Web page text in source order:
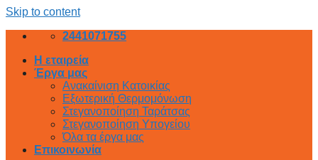
Skip to content
2441071755
Η εταιρεία
Έργα μας
Ανακαίνιση Κατοικίας
Εξωτερική Θερμομόνωση
Στεγανοποίηση Ταράτσας
Στεγανοποίηση Υπογείου
Όλα τα έργα μας
Επικοινωνία